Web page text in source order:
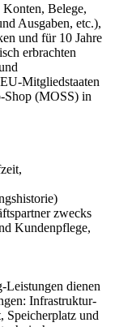
Belege,
Ausgaben, etc.),
und für 10 Jahre
erbrachten
Mitgliedstaaten
Shop (MOSS) in
zwecks
Kundenpflege,
Leistungen dienen
Infrastruktur-
Speicherplatz und